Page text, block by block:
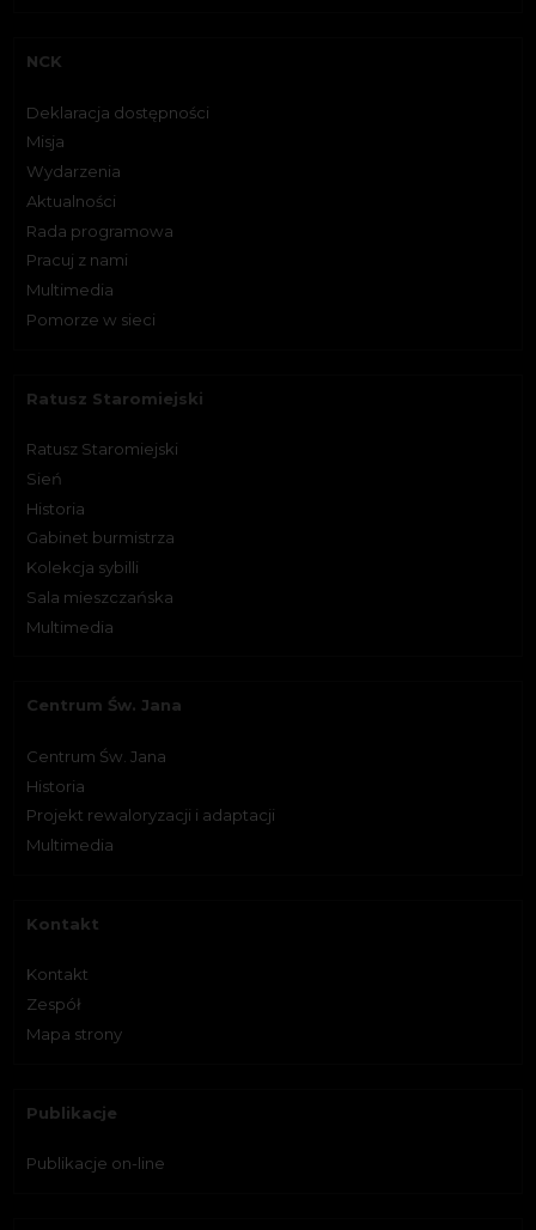
NCK
Deklaracja dostępności
Misja
Wydarzenia
Aktualności
Rada programowa
Pracuj z nami
Multimedia
Pomorze w sieci
Ratusz Staromiejski
Ratusz Staromiejski
Sień
Historia
Gabinet burmistrza
Kolekcja sybilli
Sala mieszczańska
Multimedia
Centrum Św. Jana
Centrum Św. Jana
Historia
Projekt rewaloryzacji i adaptacji
Multimedia
Kontakt
Kontakt
Zespół
Mapa strony
Publikacje
Publikacje on-line